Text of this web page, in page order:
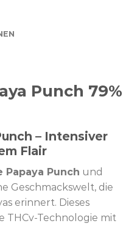
Punch 79%
– Intensiver
Flair
Papaya Punch und
Geschmackswelt, die
erinnert. Dieses
THCv-Technologie mit